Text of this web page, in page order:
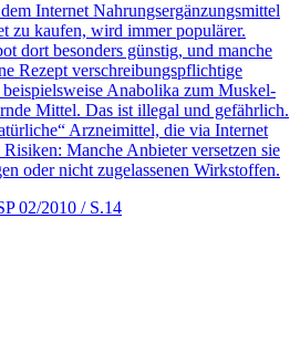
Internet Nahrungsergänzungsmittel
zu kaufen, wird immer populärer.
dort besonders günstig, und manche
Rezept verschreibungs­­pflichtige
beispielsweise Anabolika zum Muskel­­
Mittel. Das ist illegal und gefährlich.
Arzneimittel, die via Internet
Manche Anbieter versetzen sie
oder nicht zugelassenen Wirkstoffen.
02/2010 / S.14